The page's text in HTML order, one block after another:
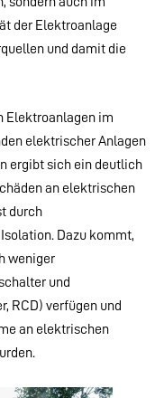
der Elektroanlage
und damit die
Elektroanlagen im
elektrischer Anlagen
ergibt sich ein deutlich
an elektrischen
durch
Dazu kommt,
weniger
und
RCD) verfügen und
an elektrischen